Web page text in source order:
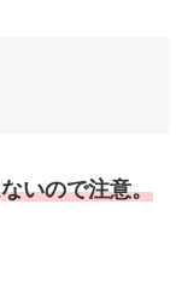
いので注意。